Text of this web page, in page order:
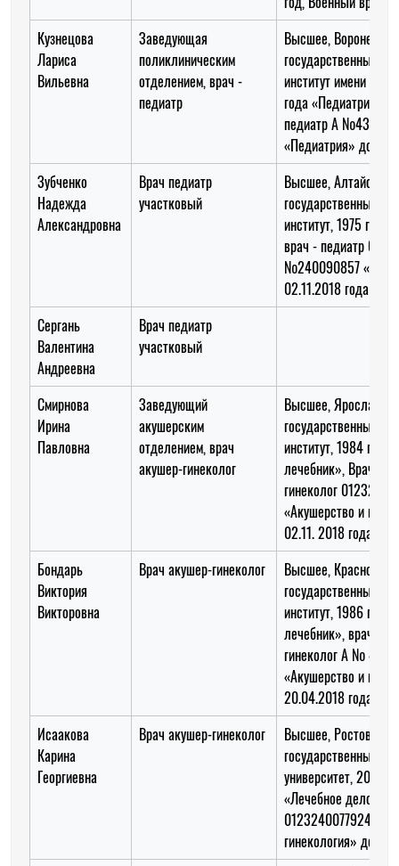
Кузнецова
Лариса
Вильевна
Заведующая
поликлиническим
отделением, врач -
педиатр
Высшее,
государственный
институт имени
года «Педиатрия»,
педиатр А №434494
«Педиатрия» до
Зубченко
Надежда
Александровна
Врач педиатр
участковый
Высшее, Алтайский
государственный
институт, 1975 год,
врач - педиатр 0377
№240090857
02.11.2018 года
Сергань
Валентина
Андреевна
Врач педиатр
участковый
Смирнова
Ирина
Павловна
Заведующий
акушерским
отделением, врач
акушер-гинеколог
Высшее,
государственный
институт, 1984 год,
лечебник», Врач-
гинеколог
«Акушерство и
02.11. 2018 года
Бондарь
Виктория
Викторовна
Врач акушер-гинеколог
Высшее,
государственный
институт, 1986 год,
лечебник», врач-
гинеколог А №
«Акушерство и
20.04.2018 года
Исаакова
Карина
Георгиевна
Врач акушер-гинеколог
Высшее, Ростовский
государственный
университет, 2004
«Лечебное дело»,
0123240077924
гинекология» до